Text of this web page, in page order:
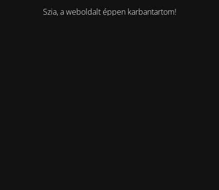
Szia, a weboldalt éppen karbantartom!